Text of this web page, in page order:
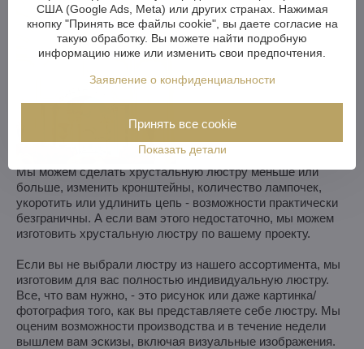
Мы можем сделать хрустальную люстру меньше или
больше, изменить кронштейны, количество лампочек,
укоротить или удлинить цепь - возможности практически
безграничны. А если вам этого недостаточно, мы можем
изготовить хрустальную люстру по вашему проекту.
Если вы не выбрали люстру из нашего ассортимента, мы
изготовим для вас полностью индивидуальную люстру.
Все, что вам нужно, - это рисунок или даже картинка/
фотография того, как вы представляете себе люстру. Мы
оценим возможности производства и в течение недели
вышлем вам эскизы, включая визуальные изображения.
США (Google Ads, Meta) или других странах. Нажимая
кнопку "Принять все файлы cookie", вы даете согласие на
такую обработку. Вы можете найти подробную
информацию ниже или изменить свои предпочтения.
Заявление о конфиденциальности
Показать детали
Принять все cookie